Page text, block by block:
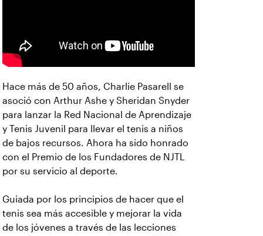
Hace más de 50 años, Charlie Pasarell se
asoció con Arthur Ashe y Sheridan Snyder
para lanzar la Red Nacional de Aprendizaje
y Tenis Juvenil para llevar el tenis a niños
de bajos recursos. Ahora ha sido honrado
con el Premio de los Fundadores de NJTL
por su servicio al deporte.
Guiada por los principios de hacer que el
tenis sea más accesible y mejorar la vida
de los jóvenes a través de las lecciones